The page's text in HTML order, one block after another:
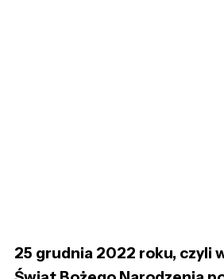
25 grudnia 2022 roku, czyli